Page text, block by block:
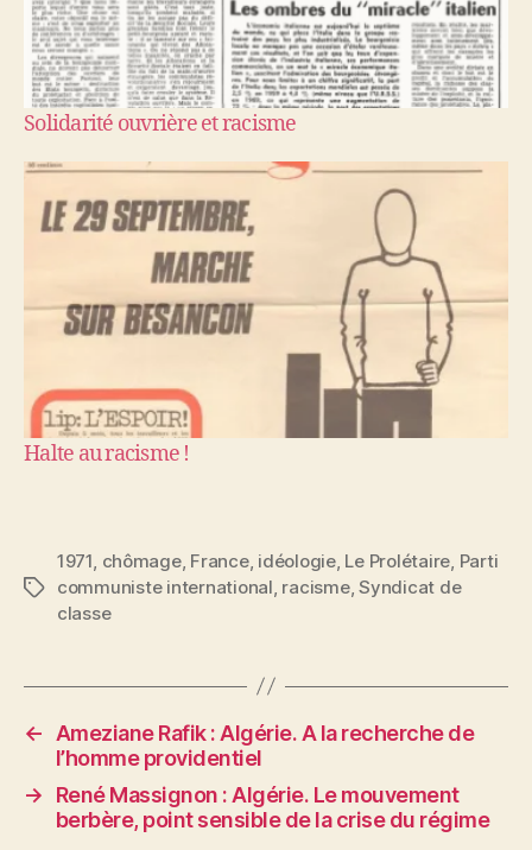
Solidarité ouvrière et racisme
Halte au racisme !
Étiquettes
1971, chômage, France, idéologie, Le Prolétaire, Parti
communiste international, racisme,Syndicat de
classe
←
Ameziane Rafik : Algérie. A la recherche de
l’homme providentiel
→
René Massignon : Algérie. Le mouvement
berbère, point sensible de la crise du régime